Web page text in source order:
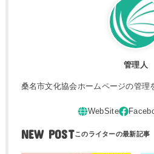
管理人
桑名市文化協会ホームページの管理
NEW POST